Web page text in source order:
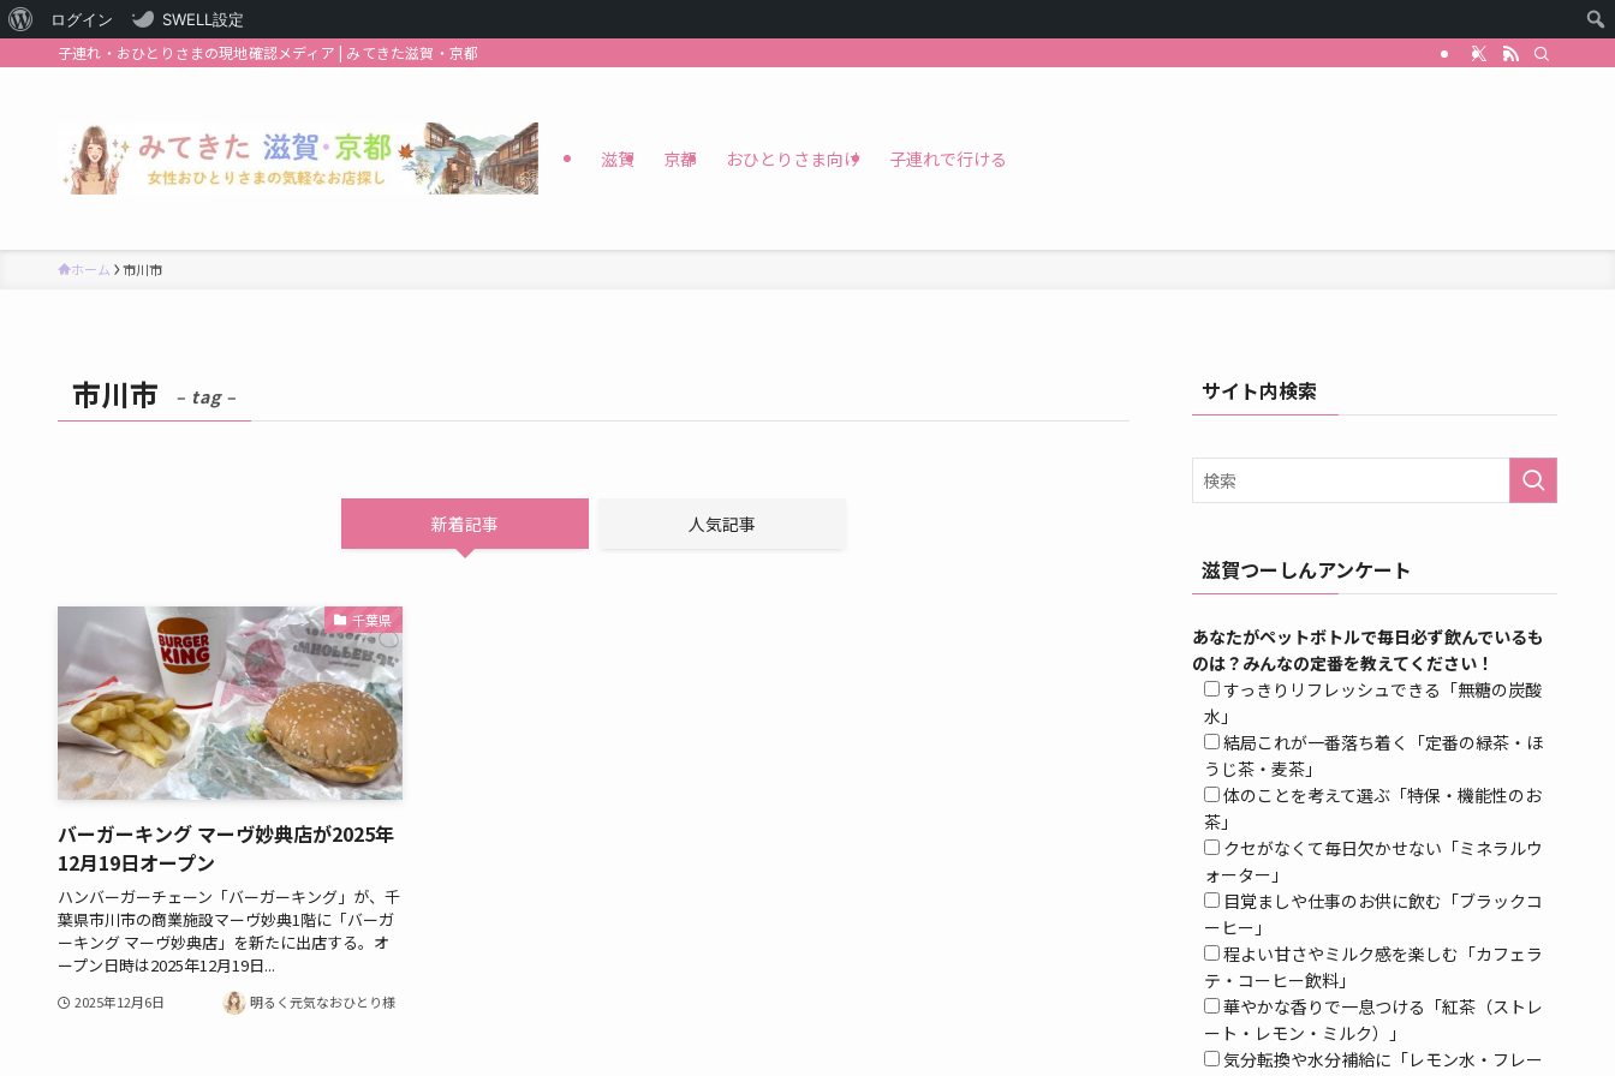
WordPress
ログイン SWELL設定
子連れ・おひとりさまの現地確認メディア | みてきた滋賀・京都
滋賀 京都 おひとりさま向け 子連れで行ける
ホーム 市川市
市川市 – tag –
新着記事 人気記事
千葉県
バーガーキング マーヴ妙典店が2025年
12月19日オープン
ハンバーガーチェーン「バーガーキング」が、千
葉県市川市の商業施設マーヴ妙典1階に「バーガ
ーキング マーヴ妙典店」を新たに出店する。オ
ープン日時は2025年12月19日...
2025年12月6日 明るく元気なおひとり様
サイト内検索
滋賀つーしんアンケート
あなたがペットボトルで毎日必ず飲んでいるも
のは？みんなの定番を教えてください！
すっきりリフレッシュできる「無糖の炭酸
水」
結局これが一番落ち着く「定番の緑茶・ほ
うじ茶・麦茶」
体のことを考えて選ぶ「特保・機能性のお
茶」
クセがなくて毎日欠かせない「ミネラルウ
ォーター」
目覚ましや仕事のお供に飲む「ブラックコ
ーヒー」
程よい甘さやミルク感を楽しむ「カフェラ
テ・コーヒー飲料」
華やかな香りで一息つける「紅茶（ストレ
ート・レモン・ミルク）」
気分転換や水分補給に「レモン水・フレー